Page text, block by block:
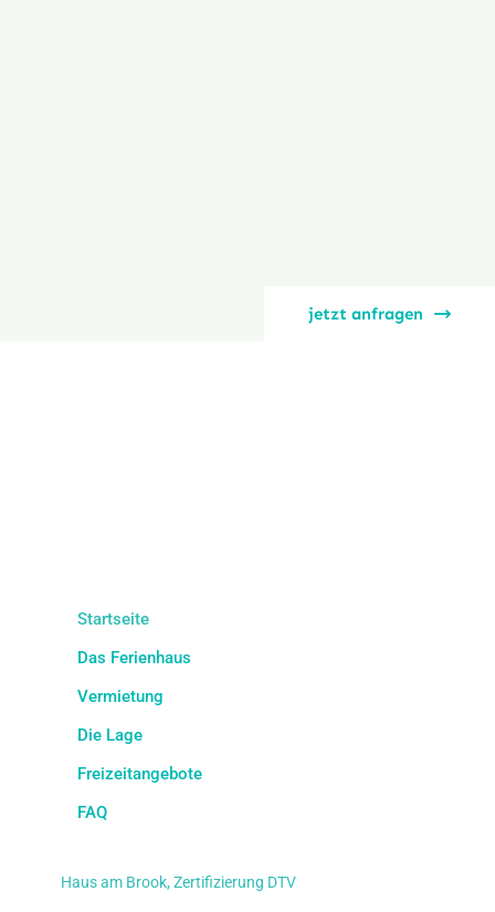
jetzt anfragen
Startseite
Das Ferienhaus
Vermietung
Die Lage
Freizeitangebote
FAQ
Haus am Brook, Zertifizierung DTV